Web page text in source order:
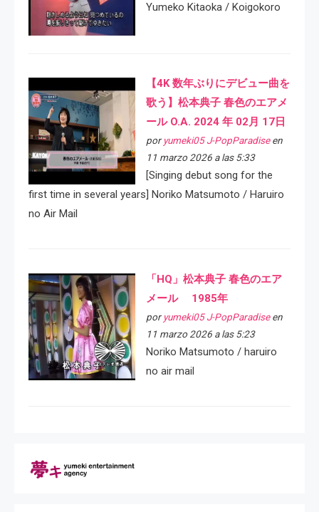
Yumeko Kitaoka / Koigokoro
【4K 数年ぶりにデビュー曲を
歌う】松本典子 春色のエアメ
ール O.A. 2024 年 02月 17日
por yumeki05 J-PopParadiseen
11 marzo 2026 a las 5:33
[Singing debut song for the
first time in several years] Noriko Matsumoto / Haruiro
no Air Mail
「HQ」松本典子 春色のエア
メール 1985年
por yumeki05 J-PopParadiseen
11 marzo 2026 a las 5:23
Noriko Matsumoto / haruiro
no air mail